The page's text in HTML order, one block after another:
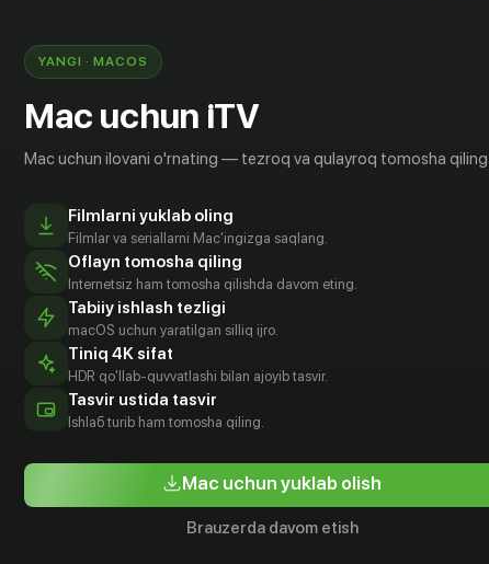
Дефо
Томас
Хейден Чёрч
Aktyor
Джеймс
YANGI · MACOS
Mac uchun iTV
Mac uchun ilovani o'rnating — tezroq va qulayroq tomosha qiling.
Filmlarni yuklab oling
Filmlar va seriallarni Mac'ingizga saqlang.
Oflayn tomosha qiling
Internetsiz ham tomosha qilishda davom eting.
Tabiiy ishlash tezligi
macOS uchun yaratilgan silliq ijro.
Tiniq 4K sifat
HDR qo'llab-quvvatlashi bilan ajoyib tasvir.
Tasvir ustida tasvir
Ishlаб turib ham tomosha qiling.
Mac uchun yuklab olish
Brauzerda davom etish